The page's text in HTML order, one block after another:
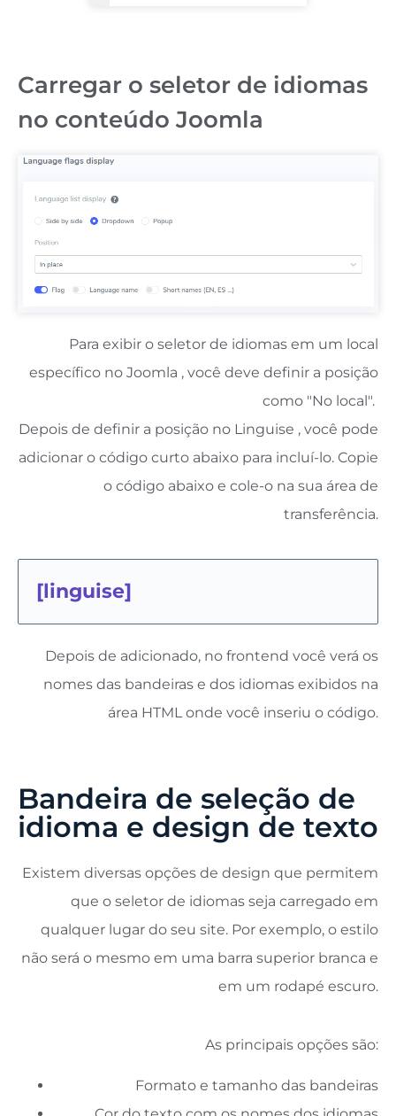
Carregar o seletor de idiomas
no conteúdo Joomla
Para exibir o seletor de idiomas em um local
específico no Joomla , você deve definir a posição
como "No local".
Depois de definir a posição no Linguise , você pode
adicionar o código curto abaixo para incluí-lo. Copie
o código abaixo e cole-o na sua área de
transferência.
[linguise]
Depois de adicionado, no frontend você verá os
nomes das bandeiras e dos idiomas exibidos na
área HTML onde você inseriu o código.
Bandeira de seleção de
idioma e design de texto
Existem diversas opções de design que permitem
que o seletor de idiomas seja carregado em
qualquer lugar do seu site. Por exemplo, o estilo
não será o mesmo em uma barra superior branca e
em um rodapé escuro.
As principais opções são:
Formato e tamanho das bandeiras